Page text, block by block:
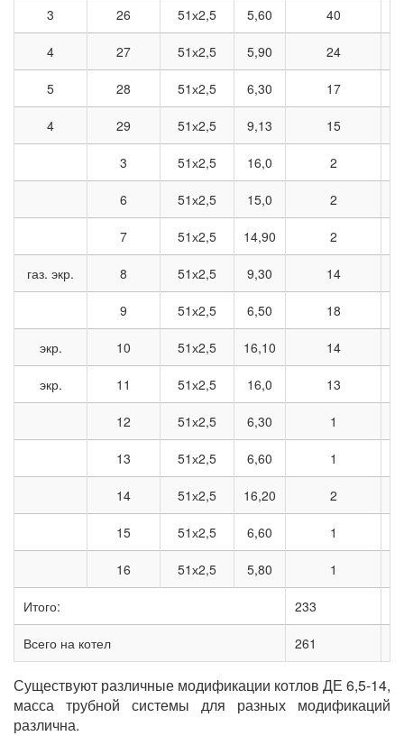
3 26 51х2,5 5,60 40
4 27 51х2,5 5,90 24
5 28 51х2,5 6,30 17
4 29 51х2,5 9,13 15
3 51х2,5 16,0 2
6 51х2,5 15,0 2
7 51х2,5 14,90 2
газ. экр. 8 51х2,5 9,30 14
9 51х2,5 6,50 18
экр. 10 51х2,5 16,10 14
экр. 11 51х2,5 16,0 13
12 51х2,5 6,30 1
13 51х2,5 6,60 1
14 51х2,5 16,20 2
15 51х2,5 6,60 1
16 51х2,5 5,80 1
Итого: 233
Всего на котел 261
Существуют различные модификации котлов ДЕ 6,5-14,
масса трубной системы для разных модификаций
различна.